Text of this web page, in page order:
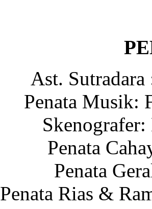
Ast.
Penata Musik:
Penata
Penata
Penata Rias &